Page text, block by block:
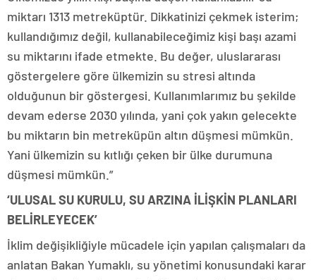
miktarı 1313 metreküptür. Dikkatinizi çekmek isterim;
kullandığımız değil, kullanabileceğimiz kişi başı azami
su miktarını ifade etmekte. Bu değer, uluslararası
göstergelere göre ülkemizin su stresi altında
olduğunun bir göstergesi. Kullanımlarımız bu şekilde
devam ederse 2030 yılında, yani çok yakın gelecekte
bu miktarın bin metreküpün altın düşmesi mümkün.
Yani ülkemizin su kıtlığı çeken bir ülke durumuna
düşmesi mümkün.”
‘ULUSAL SU KURULU, SU ARZINA İLİŞKİN PLANLARI
BELİRLEYECEK’
İklim değişikliğiyle mücadele için yapılan çalışmaları da
anlatan Bakan Yumaklı, su yönetimi konusundaki karar